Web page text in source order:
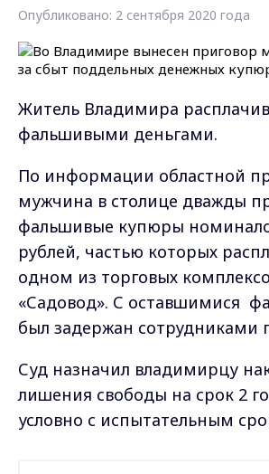
Опубликовано: 2 сентября 2020 года
Житель Владимира
фальшивыми деньгами.
По информации областной
мужчина в столице дважды
фальшивые купюры
рублей, частью которых
одном из торговых
«Садовод». С оставшимися
был задержан сотрудниками
Суд назначил владимирцу
лишения свободы на срок 2
условно с испытательным